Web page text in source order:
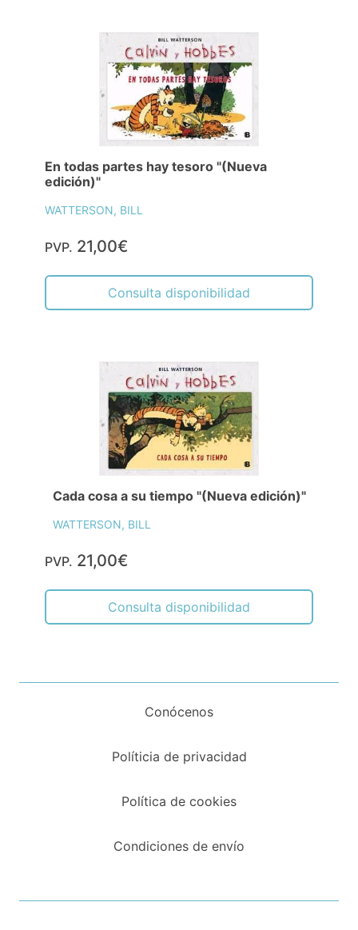
En todas partes hay tesoro "(Nueva
edición)"
WATTERSON, BILL
PVP. 21,00€
Consulta disponibilidad
Cada cosa a su tiempo "(Nueva edición)"
WATTERSON, BILL
PVP. 21,00€
Consulta disponibilidad
Conócenos
Políticia de privacidad
Política de cookies
Condiciones de envío